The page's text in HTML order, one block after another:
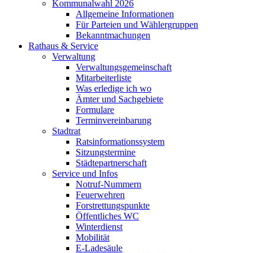
Kommunalwahl 2026
Allgemeine Informationen
Für Parteien und Wählergruppen
Bekanntmachungen
Rathaus & Service
Verwaltung
Verwaltungsgemeinschaft
Mitarbeiterliste
Was erledige ich wo
Ämter und Sachgebiete
Formulare
Terminvereinbarung
Stadtrat
Ratsinformationssystem
Sitzungstermine
Städtepartnerschaft
Service und Infos
Notruf-Nummern
Feuerwehren
Forstrettungspunkte
Öffentliches WC
Winterdienst
Mobilität
E-Ladesäule